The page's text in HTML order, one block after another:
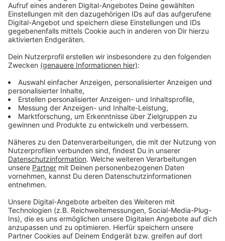
frühen 2000er, mit der sie die Musikpresse verzückten.
Doch dann zünden die Briten auf «Moon Music» erneut
ein Pop-Feuerwerk, das wie für große Stadionkonzerte
Anzeige
Hier könnt ihr euch das neue Album von
Coldplay anhören
Anzeige
Das leichtfüßige, fast verträumte "Feels Like I'm
Falling In Love" geht sofort ins Ohr. Die Überleitung
zum Refrain, in der Martin "I know" und dann einfach